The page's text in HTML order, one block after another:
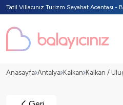
Tatil Villacınız Turizm Seyahat Acentası -
Anasayfa Antalya Kalkan Kalkan /